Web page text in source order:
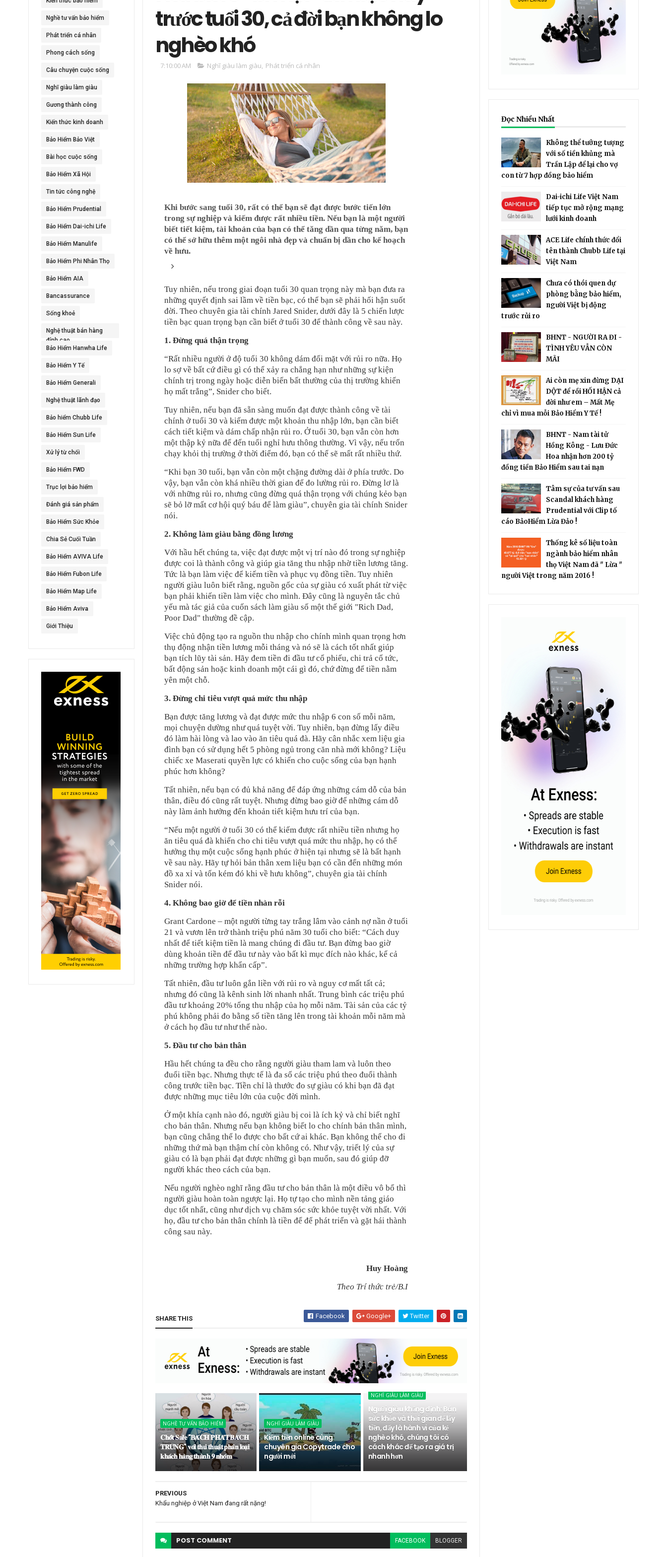
Nghề tư vấn bảo hiểm
Phát triển cá nhân
Phong cách sống
Câu chuyện cuộc sống
Nghĩ giàu làm giàu
Gương thành công
Kiến thức kinh doanh
Bảo Hiểm Bảo Việt
Bài học cuộc sống
Bảo Hiểm Xã Hội
Tin tức công nghệ
Bảo Hiểm Prudential
Bảo Hiểm Dai-ichi Life
Bảo Hiểm Manulife
Bảo Hiểm Phi Nhân Thọ
Bảo Hiểm AIA
Bancassurance
Sống khoẻ
Nghệ thuật bán hàng
đỉnh cao
Bảo Hiểm Hanwha Life
Bảo Hiểm Y Tế
Bảo Hiểm Generali
Nghệ thuật lãnh đạo
Bảo hiểm Chubb Life
Bảo Hiểm Sun Life
Xử lý từ chối
Bảo Hiểm FWD
Trục lợi bảo hiểm
Đánh giá sản phẩm
Bảo Hiểm Sức Khỏe
Chia Sẻ Cuối Tuần
Bảo Hiểm AVIVA Life
Bảo Hiểm Fubon Life
Bảo Hiểm Map Life
Bảo Hiểm Aviva
Giới Thiệu
trước tuổi 30, cả đời bạn không lo
nghèo khó
7:10:00 AM Nghĩ giàu làm giàu, Phát triển cá nhân
Khi bước sang tuổi 30, rất có thể bạn sẽ đạt được bước tiến lớn
trong sự nghiệp và kiếm được rất nhiều tiền. Nếu bạn là một người
biết tiết kiệm, tài khoản của bạn có thể tăng dần qua từng năm, bạn
có thể sở hữu thêm một ngôi nhà đẹp và chuẩn bị dần cho kế hoạch
về hưu.
Tuy nhiên, nếu trong giai đoạn tuổi 30 quan trọng này mà bạn đưa ra
những quyết định sai lầm về tiền bạc, có thể bạn sẽ phải hối hận suốt
đời. Theo chuyên gia tài chính Jared Snider, dưới đây là 5 chiến lược
tiền bạc quan trọng bạn cần biết ở tuổi 30 để thành công về sau này.
1. Đừng quá thận trọng
“Rất nhiều người ở độ tuổi 30 không dám đối mặt với rủi ro nữa. Họ
lo sợ về bất cứ điều gì có thể xảy ra chẳng hạn như những sự kiện
chính trị trong ngày hoặc diễn biến bất thường của thị trường khiến
họ mất trắng”, Snider cho biết.
Tuy nhiên, nếu bạn đã sẵn sàng muốn đạt được thành công về tài
chính ở tuổi 30 và kiếm được một khoản thu nhập lớn, bạn cần biết
cách tiết kiệm và dám chấp nhận rủi ro. Ở tuổi 30, bạn vẫn còn hơn
một thập kỷ nữa để đến tuổi nghỉ hưu thông thường. Vì vậy, nếu trốn
chạy khỏi thị trường ở thời điểm đó, bạn có thể sẽ mất rất nhiều thứ.
“Khi bạn 30 tuổi, bạn vẫn còn một chặng đường dài ở phía trước. Do
vậy, bạn vẫn còn khá nhiều thời gian để đo lường rủi ro. Đừng lơ là
với những rủi ro, nhưng cũng đừng quá thận trọng với chúng kẻo bạn
sẽ bỏ lỡ mất cơ hội quý báu để làm giàu”, chuyên gia tài chính Snider
nói.
2. Không làm giàu bằng đồng lương
Với hầu hết chúng ta, việc đạt được một vị trí nào đó trong sự nghiệp
được coi là thành công và giúp gia tăng thu nhập nhờ tiền lương tăng.
Tức là bạn làm việc để kiếm tiền và phục vụ đồng tiền. Tuy nhiên
người giàu luôn biết rằng, nguồn gốc của sự giàu có xuất phát từ việc
bạn phải khiến tiền làm việc cho mình. Đây cũng là nguyên tắc chủ
yếu mà tác giả của cuốn sách làm giàu số một thế giới "Rich Dad,
Poor Dad" thường đề cập.
Việc chủ động tạo ra nguồn thu nhập cho chính mình quan trọng hơn
thụ động nhận tiền lương mỗi tháng và nó sẽ là cách tốt nhất giúp
bạn tích lũy tài sản. Hãy đem tiền đi đầu tư cổ phiếu, chi trả cổ tức,
bất động sản hoặc kinh doanh một cái gì đó, chứ đừng để tiền nằm
yên một chỗ.
3. Đừng chi tiêu vượt quá mức thu nhập
Bạn được tăng lương và đạt được mức thu nhập 6 con số mỗi năm,
mọi chuyện dường như quá tuyệt vời. Tuy nhiên, bạn đừng lấy điều
đó làm hài lòng và lao vào ăn tiêu quá đà. Hãy cân nhắc xem liệu gia
đình bạn có sử dụng hết 5 phòng ngủ trong căn nhà mới không? Liệu
chiếc xe Maserati quyền lực có khiến cho cuộc sống của bạn hạnh
phúc hơn không?
Tất nhiên, nếu bạn có đủ khả năng để đáp ứng những cám dỗ của bản
thân, điều đó cũng rất tuyệt. Nhưng đừng bao giờ để những cám dỗ
này làm ảnh hưởng đến khoản tiết kiệm hưu trí của bạn.
“Nếu một người ở tuổi 30 có thể kiếm được rất nhiều tiền nhưng họ
ăn tiêu quá đà khiến cho chi tiêu vượt quá mức thu nhập, họ có thể
hưởng thụ một cuộc sống hạnh phúc ở hiện tại nhưng sẽ là bất hạnh
về sau này. Hãy tự hỏi bản thân xem liệu bạn có cần đến những món
đồ xa xỉ và tốn kém đó khi về hưu không”, chuyên gia tài chính
Snider nói.
4. Không bao giờ để tiền nhàn rỗi
Grant Cardone – một người từng tay trắng lâm vào cảnh nợ nần ở tuổi
21 và vươn lên trở thành triệu phú năm 30 tuổi cho biết: “Cách duy
nhất để tiết kiệm tiền là mang chúng đi đầu tư. Bạn đừng bao giờ
dùng khoản tiền để đầu tư này vào bất kì mục đích nào khác, kể cả
những trường hợp khẩn cấp”.
Tất nhiên, đầu tư luôn gắn liền với rủi ro và nguy cơ mất tất cả;
nhưng đó cũng là kênh sinh lời nhanh nhất. Trung bình các triệu phú
đầu tư khoảng 20% tổng thu nhập của họ mỗi năm. Tài sản của các tỷ
phú không phải đo bằng số tiền tăng lên trong tài khoản mỗi năm mà
ở cách họ đầu tư như thế nào.
5. Đầu tư cho bản thân
Hầu hết chúng ta đều cho rằng người giàu tham lam và luôn theo
đuổi tiền bạc. Nhưng thực tế là đa số các triệu phú theo đuổi thành
công trước tiền bạc. Tiền chỉ là thước đo sự giàu có khi bạn đã đạt
được những mục tiêu lớn của cuộc đời mình.
Ở một khía cạnh nào đó, người giàu bị coi là ích kỷ và chỉ biết nghĩ
cho bản thân. Nhưng nếu bạn không biết lo cho chính bản thân mình,
bạn cũng chẳng thể lo được cho bất cứ ai khác. Bạn không thể cho đi
những thứ mà bạn thậm chí còn không có. Như vậy, triết lý của sự
giàu có là bạn phải đạt được những gì bạn muốn, sau đó giúp đỡ
người khác theo cách của bạn.
Nếu người nghèo nghĩ rằng đầu tư cho bản thân là một điều vô bổ thì
người giàu hoàn toàn ngược lại. Họ tự tạo cho mình nền tảng giáo
dục tốt nhất, cũng như dịch vụ chăm sóc sức khỏe tuyệt vời nhất. Với
họ, đầu tư cho bản thân chính là tiền để để phát triển và gặt hái thành
công sau này.
Huy Hoàng
Theo Trí thức trẻ/B.I
SHARE THIS Facebook Google+ Twitter
NGHỀ TƯ VẤN BẢO HIỂM
𝐂𝐡𝐨̂́𝐭 𝐒𝐚𝐥𝐞 "𝐁𝐀́𝐂𝐇 𝐏𝐇𝐀́𝐓 𝐁𝐀́𝐂𝐇
𝐓𝐑𝐔́𝐍𝐆" 𝐯𝐨̛́𝐢 𝐭𝐡𝐮̉ 𝐭𝐡𝐮𝐚̣̂𝐭 𝐩𝐡𝐚̂𝐧 𝐥𝐨𝐚̣𝐢
𝐤𝐡𝐚́𝐜𝐡 𝐡𝐚̀𝐧𝐠 𝐭𝐡𝐚̀𝐧𝐡 𝟗 𝐧𝐡𝐨́𝐦
NGHĨ GIÀU LÀM GIÀU
Kiếm tiền online cùng
chuyên gia Copytrade cho
người mới
NGHĨ GIÀU LÀM GIÀU
Người giàu khẳng định: Bán
sức khỏe và thời gian để lấy
tiền, đấy là hành vi của kẻ
nghèo khó, chúng tôi có
cách khác để tạo ra giá trị
nhanh hơn
PREVIOUS
Khẩu nghiệp ở Việt Nam đang rất nặng!
POST COMMENT FACEBOOK BLOGGER
Đọc Nhiều Nhất
Không thể tưởng tượng
với số tiền khủng mà
Trần Lập để lại cho vợ
con từ 7 hợp đồng bảo hiểm
Dai-ichi Life Việt Nam
tiếp tục mở rộng mạng
lưới kinh doanh
ACE Life chính thức đổi
tên thành Chubb Life tại
Việt Nam
Chưa có thói quen dự
phòng bằng bảo hiểm,
người Việt bị động
trước rủi ro
BHNT - NGƯỜI RA ĐI -
TÌNH YÊU VẪN CÒN
MÃI
Ai còn mẹ xin đừng DẠI
DỘT để rồi HỐI HẬN cả
đời như em – Mất Mẹ
chỉ vì mua mỗi Bảo Hiểm Y Tế !
BHNT - Nam tài tử
Hồng Kông - Lưu Đức
Hoa nhận hơn 200 tỷ
đồng tiền Bảo Hiểm sau tai nạn
Tâm sự của tư vấn sau
Scandal khách hàng
Prudential với Clip tố
cáo BảoHiểm Lừa Đảo !
Thống kê số liệu toàn
ngành bảo hiểm nhân
thọ Việt Nam đã " Lừa "
người Việt trong năm 2016 !